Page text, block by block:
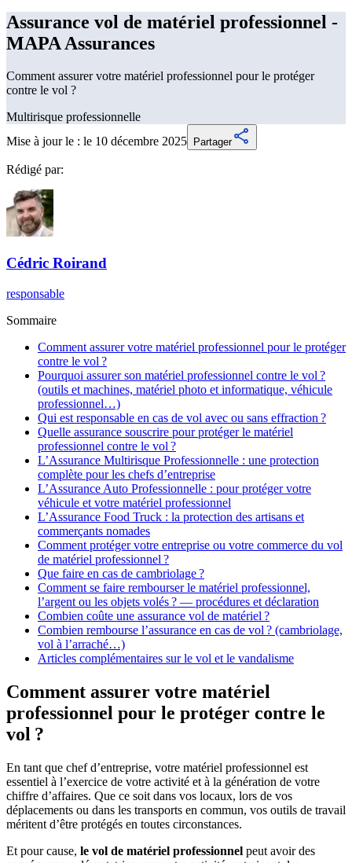
Assurance vol de matériel professionnel -
MAPA Assurances
Comment assurer votre matériel professionnel pour le protéger
contre le vol ?
Multirisque professionnelle
Mise à jour le : le 10 décembre 2025 Partager
Rédigé par:
Cédric Roirand
responsable
Sommaire
Comment assurer votre matériel professionnel pour le protéger
contre le vol ?
Pourquoi assurer son matériel professionnel contre le vol ?
(outils et machines, matériel photo et informatique, véhicule
professionnel…)
Qui est responsable en cas de vol avec ou sans effraction ?
Quelle assurance souscrire pour protéger le matériel
professionnel contre le vol ?
L’Assurance Multirisque Professionnelle : une protection
complète pour les chefs d’entreprise
L’Assurance Auto Professionnelle : pour protéger votre
véhicule et votre matériel professionnel
L’Assurance Food Truck : la protection des artisans et
commerçants nomades
Comment protéger votre entreprise ou votre commerce du vol
de matériel professionnel ?
Que faire en cas de cambriolage ?
Comment se faire rembourser le matériel professionnel,
l’argent ou les objets volés ? — procédures et déclaration
Combien coûte une assurance vol de matériel ?
Combien rembourse l’assurance en cas de vol ? (cambriolage,
vol à l’arraché…)
Articles complémentaires sur le vol et le vandalisme
Comment assurer votre matériel
professionnel pour le protéger contre le
vol ?
En tant que chef d’entreprise, votre matériel professionnel est
essentiel à l’exercice de votre activité et à la génération de votre
chiffre d’affaires. Que ce soit dans vos locaux, lors de vos
déplacements ou dans les transports en commun, vos outils de travail
méritent d’être protégés en toutes circonstances.
Et pour cause, le vol de matériel professionnel peut avoir des